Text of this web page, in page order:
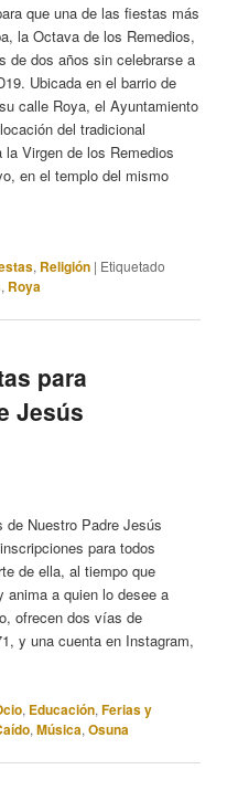
que una de las fiestas más
la Octava de los Remedios,
de dos años sin celebrarse a
Ubicada en el barrio de
calle Roya, el Ayuntamiento
del tradicional
Virgen de los Remedios
en el templo del mismo
, Religión | Etiquetado
, Roya
para
Jesús
de Nuestro Padre Jesús
para todos
de ella, al tiempo que
anima a quien lo desee a
ofrecen dos vías de
y una cuenta en Instagram,
, Educación,Ferias y
,Música,Osuna